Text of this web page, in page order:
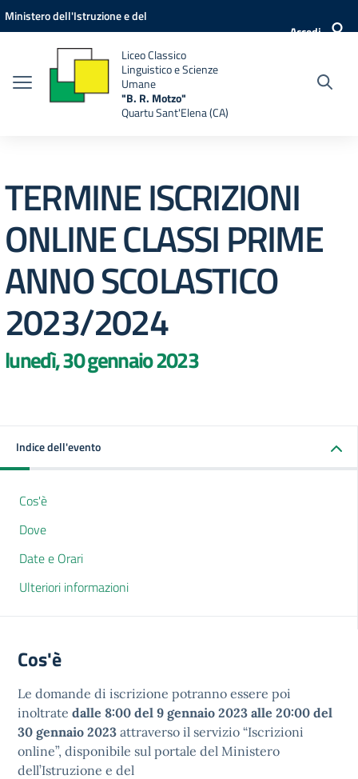
Vai ai contenuti
Vai al menu di navigazione
Vai al footer
Ministero dell'Istruzione e del
Accedi
Liceo Classico
Linguistico e Scienze
Umane
"B. R. Motzo"
Quartu Sant'Elena (CA)
TERMINE ISCRIZIONI
ONLINE CLASSI PRIME
ANNO SCOLASTICO
2023/2024
lunedì, 30 gennaio 2023
Indice dell'evento
Cos'è
Dove
Date e Orari
Ulteriori informazioni
Cos'è
Le domande di iscrizione potranno essere poi
inoltrate dalle 8:00 del 9 gennaio 2023 alle 20:00 del
30 gennaio 2023 attraverso il servizio “Iscrizioni
online”, disponibile sul portale del Ministero
dell’Istruzione e del